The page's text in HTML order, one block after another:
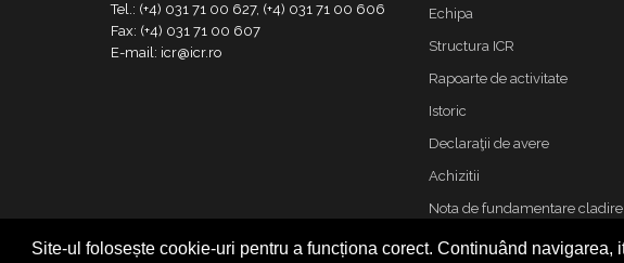
Site-ul folosește cookie-uri pentru a funcționa corect. Continuând
Tel.: (+4) 031 71 00 627, (+4) 031 71 00 606
Fax: (+4) 031 71 00 607
E-mail: icr@icr.ro
Echipa
Structura ICR
Rapoarte de activitate
Istoric
Declaraţii de avere
Achizitii
Nota de fundamentare cladire
Contact